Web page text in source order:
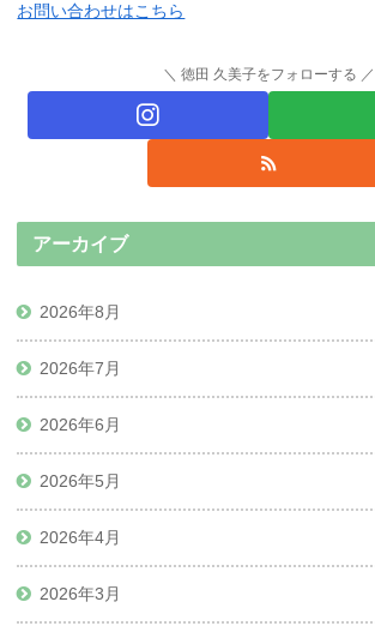
お問い合わせはこちら
徳田 久美子をフォローする
アーカイブ
2026年8月
2026年7月
2026年6月
2026年5月
2026年4月
2026年3月